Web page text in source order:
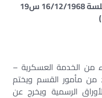
(الطعن رقم 1907 لسنة 38 ق جلسة 16/12/1968 س19
من الخدمة العسكرية –
مأمور القسم ويختم
الرسمية ويخرج عن